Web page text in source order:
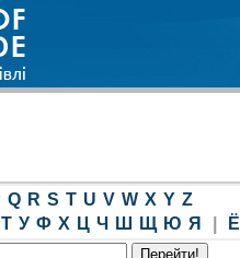
Q R S T U V W X Y Z
Т У Ф Х Ц Ч Ш Щ Ю Я Ё